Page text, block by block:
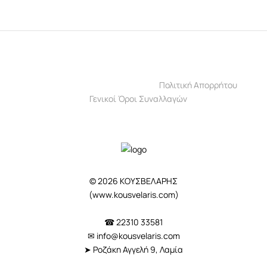
Πολιτική Απορρήτου
Γενικοί Όροι Συναλλαγών
© 2026 ΚΟΥΣΒΕΛΑΡΗΣ
(www.kousvelaris.com)
☎ 22310 33581
✉ info@kousvelaris.com
➤ Ροζάκη Αγγελή 9, Λαμία